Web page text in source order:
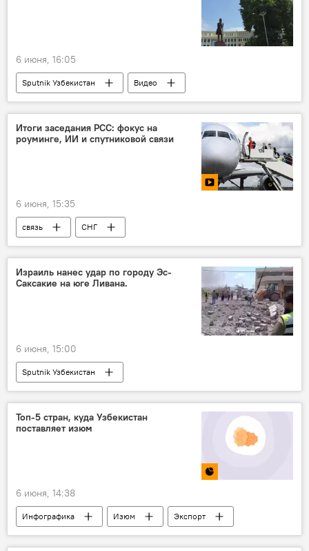
6 июня, 16:05
Sputnik Узбекистан Видео
Итоги заседания РСС: фокус на
роуминге, ИИ и спутниковой связи
6 июня, 15:35
связь
СНГ
искусственный интеллект
цифровые технологии
Израиль нанес удар по городу Эс-
Саксакие на юге Ливана.
6 июня, 15:00
Sputnik Узбекистан
Топ-5 стран, куда Узбекистан
поставляет изюм
6 июня, 14:38
Инфографика Изюм
Экспорт
Узбекистан
Торговля
статистика